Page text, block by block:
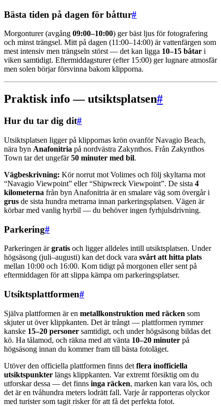
Bästa tiden på dagen för båttur#
Morgonturer (avgång 09:00–10:00) ger bäst ljus för fotografering
och minst trängsel. Mitt på dagen (11:00–14:00) är vattenfärgen som
mest intensiv men trängseln störst — det kan ligga 10–15 båtar i
viken samtidigt. Eftermiddagsturer (efter 15:00) ger lugnare atmosfär
men solen börjar försvinna bakom klipporna.
Praktisk info — utsiktsplatsen#
Hur du tar dig dit#
Utsiktsplatsen ligger på klippornas krön ovanför Navagio Beach,
nära byn Anafonitria på nordvästra Zakynthos. Från Zakynthos
Town tar det ungefär50 minuter med bil.
Vägbeskrivning: Kör norrut mot Volimes och följ skyltarna mot
“Navagio Viewpoint” eller “Shipwreck Viewpoint”. De sista 4
kilometerna från byn Anafonitria är en smalare väg som övergår i
grus de sista hundra metrarna innan parkeringsplatsen. Vägen är
körbar med vanlig hyrbil — du behöver ingen fyrhjulsdrivning.
Parkering#
Parkeringen ärgratis och ligger alldeles intill utsiktsplatsen. Under
högsäsong (juli–augusti) kan det dock vara svårt att hitta plats
mellan 10:00 och 16:00. Kom tidigt på morgonen eller sent på
eftermiddagen för att slippa kämpa om parkeringsplatser.
Utsiktsplattformen#
Själva plattformen är en metallkonstruktion med räcken som
skjuter ut över klippkanten. Det är trångt — plattformen rymmer
kanske 15–20 personer samtidigt, och under högsäsong bildas det
kö. Ha tålamod, och räkna med att vänta 10–20 minuter på
högsäsong innan du kommer fram till bästa fotoläget.
Utöver den officiella plattformen finns det flera inofficiella
utsiktspunkter längs klippkanten. Var extremt försiktig om du
utforskar dessa — det finns inga räcken, marken kan vara lös, och
det är en tvåhundra meters lodrätt fall. Varje år rapporteras olyckor
med turister som tagit risker för att få det perfekta fotot.